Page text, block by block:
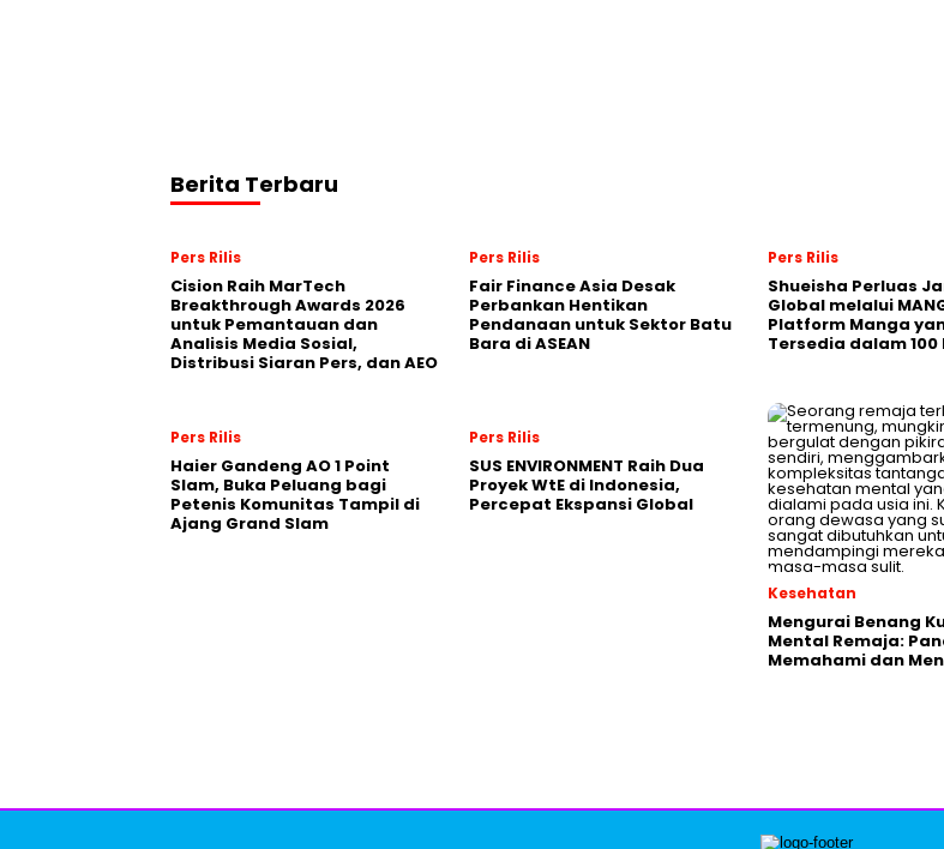
Berita Terbaru
Pers Rilis
Cision Raih MarTech
Breakthrough Awards 2026
untuk Pemantauan dan
Analisis Media Sosial,
Distribusi Siaran Pers, dan AEO
Pers Rilis
Fair Finance Asia Desak
Perbankan Hentikan
Pendanaan untuk Sektor Batu
Bara di ASEAN
Pers Rilis
Shueisha Perluas
Global melalui
Platform Manga
Tersedia dalam 100
Pers Rilis
Haier Gandeng AO 1 Point
Slam, Buka Peluang bagi
Petenis Komunitas Tampil di
Ajang Grand Slam
Pers Rilis
SUS ENVIRONMENT Raih Dua
Proyek WtE di Indonesia,
Percepat Ekspansi Global
Kesehatan
Mengurai Benang
Mental Remaja:
Memahami dan